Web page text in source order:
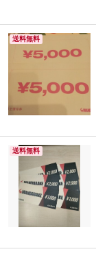
送料無料
送料無料